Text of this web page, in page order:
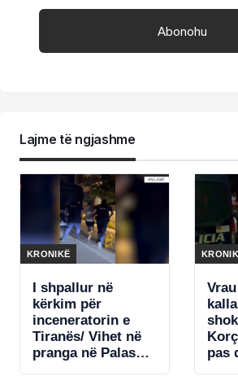
Lajme të ngjashme
KRONIKË
I shpallur në
kërkim për
inceneratorin e
Tiranës/ Vihet në
pranga në Palasë,
pas